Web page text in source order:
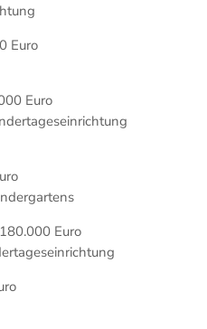
Euro
Euro
Euro